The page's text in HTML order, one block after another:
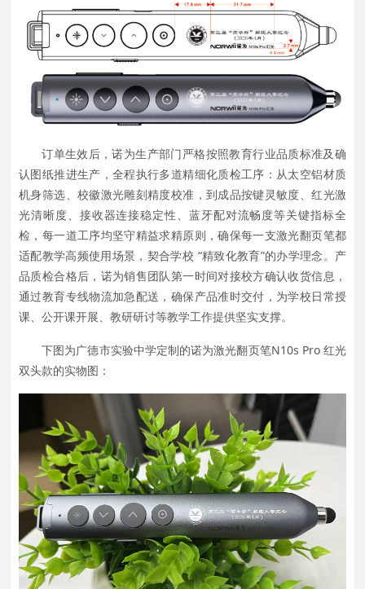
订单生效后，诺为生产部门严格按照教育行业品质标准及确
认图纸推进生产，全程执行多道精细化质检工序：从太空铝材质
机身筛选、校徽激光雕刻精度校准，到成品按键灵敏度、红光激
光清晰度、接收器连接稳定性、蓝牙配对流畅度等关键指标全
检，每一道工序均坚守精益求精原则，确保每一支激光翻页笔都
适配教学高频使用场景，契合学校 “精致化教育”的办学理念。产
品质检合格后，诺为销售团队第一时间对接校方确认收货信息，
通过教育专线物流加急配送，确保产品准时交付，为学校日常授
课、公开课开展、教研研讨等教学工作提供坚实支撑。
下图为广德市实验中学定制的诺为激光翻页笔N10s Pro 红光
双头款的实物图：